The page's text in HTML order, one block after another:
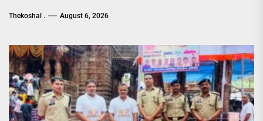
Thekoshal . August 6, 2026